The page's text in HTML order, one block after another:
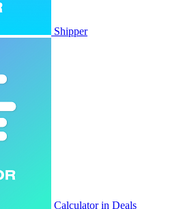
Shipper
Calculator in Deals